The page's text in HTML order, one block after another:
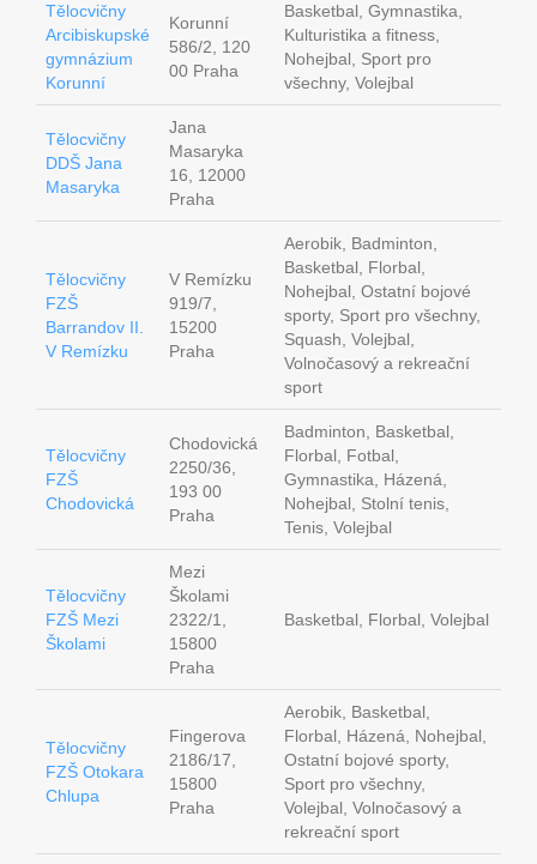
Tělocvičny
Arcibiskupské
gymnázium
Korunní
Korunní
586/2, 120
00 Praha
Basketbal, Gymnastika,
Kulturistika a fitness,
Nohejbal, Sport pro
všechny, Volejbal
Tělocvičny
DDŠ Jana
Masaryka
Jana
Masaryka
16, 12000
Praha
Tělocvičny
FZŠ
Barrandov II.
V Remízku
V Remízku
919/7,
15200
Praha
Aerobik, Badminton,
Basketbal, Florbal,
Nohejbal, Ostatní bojové
sporty, Sport pro všechny,
Squash, Volejbal,
Volnočasový a rekreační
sport
Tělocvičny
FZŠ
Chodovická
Chodovická
2250/36,
193 00
Praha
Badminton, Basketbal,
Florbal, Fotbal,
Gymnastika, Házená,
Nohejbal, Stolní tenis,
Tenis, Volejbal
Tělocvičny
FZŠ Mezi
Školami
Mezi
Školami
2322/1,
15800
Praha
Basketbal, Florbal, Volejbal
Tělocvičny
FZŠ Otokara
Chlupa
Fingerova
2186/17,
15800
Praha
Aerobik, Basketbal,
Florbal, Házená, Nohejbal,
Ostatní bojové sporty,
Sport pro všechny,
Volejbal, Volnočasový a
rekreační sport